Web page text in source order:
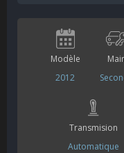
Modèle
2012
Transmision
Automatique